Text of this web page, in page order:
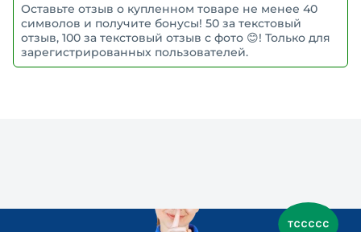
Оставьте отзыв о купленном товаре не менее 40
символов и получите бонусы! 50 за текстовый
отзыв, 100 за текстовый отзыв с фото 😊! Только для
зарегистрированных пользователей.